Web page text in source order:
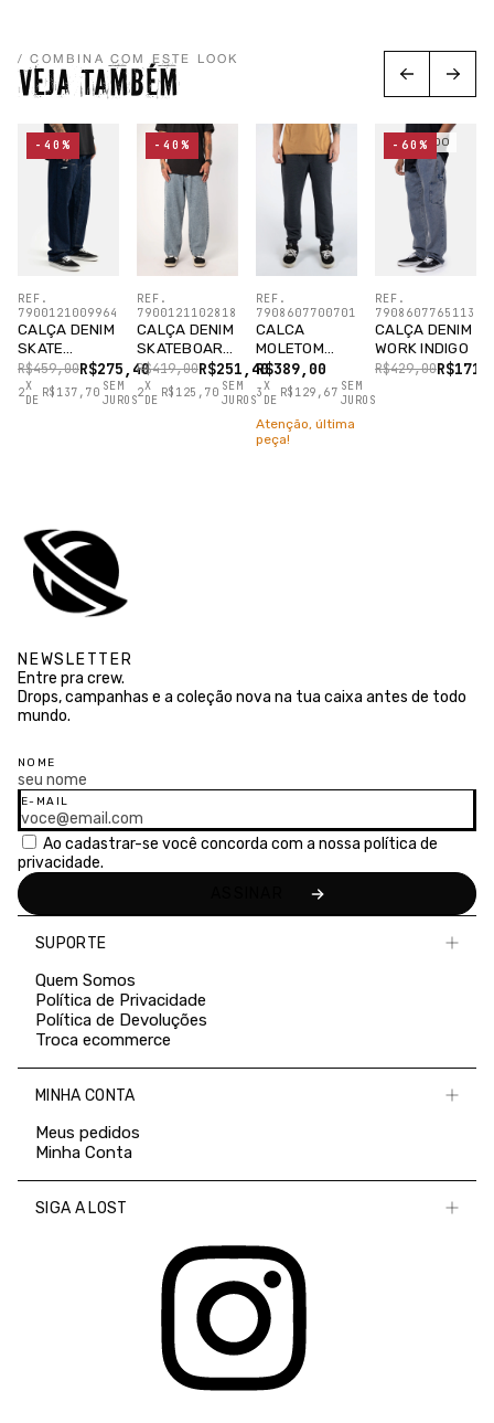
/ COMBINA COM ESTE LOOK
VEJA TAMBÉM
CALÇA DENIM
SKATE
BORDADO
INDIGO
R$275,40
R$459,00
2X
DE R$137,70 SEM
JUROS
REF.
7900121009964
-40%
CALÇA DENIM
SKATEBOARD
FIT INDIGOR$251,40
R$419,00
2X
DE R$125,70 SEM
JUROS
REF.
7900121102818
-40%
CALCA
MOLETOM
LOST PRETO
R$389,00
3X
DE R$129,67 SEM
JUROS
REF.
7908607700701
Atenção, última
peça!
ESGOTADO
CALÇA DENIM
WORK INDIGO
R$429,00
REF.
7908607765113
-60%
NEWSLETTER
Entre pra crew.
Drops, campanhas e a coleção nova na tua caixa antes de todo
mundo.
NOME
E-MAIL
Ao cadastrar-se você concorda com a nossa política de
privacidade.
SUPORTE
Quem Somos
Política de Privacidade
Política de Devoluções
Troca ecommerce
MINHA CONTA
Meus pedidos
Minha Conta
SIGA A LOST